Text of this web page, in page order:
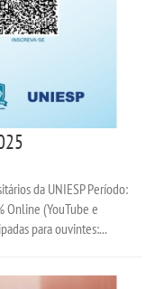
da UNIESP Período:
Online (YouTube e
para ouvintes:...